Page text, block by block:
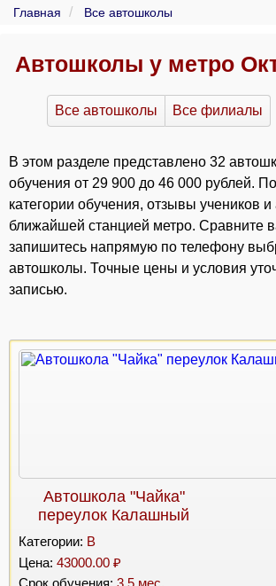
Главная Все автошколы
Автошколы у метро
Все автошколы Все филиалы
В этом разделе представлено 32
обучения от 29 900 до 46 000 рублей.
категории обучения, отзывы учеников и
ближайшей станцией метро. Сравните
запишитесь напрямую по телефону
автошколы. Точные цены и условия
записью.
Автошкола "Чайка"
переулок Калашный
Категории: B
Цена: 43000.00 ₽
Срок обучения: 3.5 мес.